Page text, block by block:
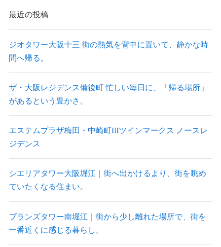
最近の投稿
ジオタワー大阪十三 街の熱気を背中に置いて、静かな時
間へ帰る。
ザ・大阪レジデンス備後町 忙しい毎日に、「帰る場所」
があるという豊かさ。
エステムプラザ梅田・中崎町IIIツインマークス ノースレ
ジデンス
シエリアタワー大阪堀江｜街へ出かけるより、街を眺め
ていたくなる住まい。
ブランズタワー南堀江｜街から少し離れた場所で、街を
一番近くに感じる暮らし。